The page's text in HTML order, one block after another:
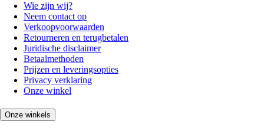
Wie zijn wij?
Neem contact op
Verkoopvoorwaarden
Retourneren en terugbetalen
Juridische disclaimer
Betaalmethoden
Prijzen en leveringsopties
Privacy verklaring
Onze winkel
Onze winkels